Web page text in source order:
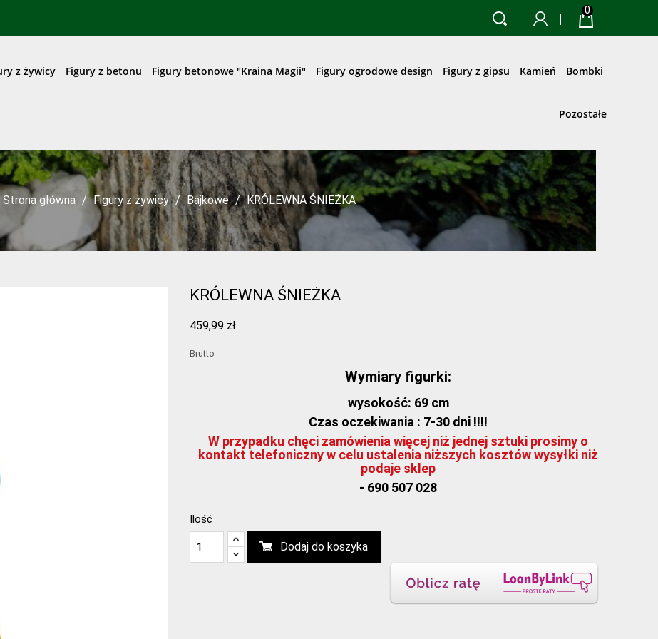
0
z żywicy Figury z betonu Figury betonowe "Kraina Magii" Figury ogrodowe design Figury z gipsu Kamień Bombki
Pozostałe
Strona główna Figury z żywicy Bajkowe KRÓLEWNA ŚNIEŻKA
KRÓLEWNA ŚNIEŻKA
459,99 zł
Brutto
Wymiary figurki:
wysokość: 69 cm
Czas oczekiwania : 7-30 dni !!!!
W przypadku chęci zamówienia więcej niż jednej sztuki prosimy o
kontakt telefoniczny w celu ustalenia niższych kosztów wysyłki niż
podaje sklep
- 690 507 028
Ilość
Dodaj do koszyka